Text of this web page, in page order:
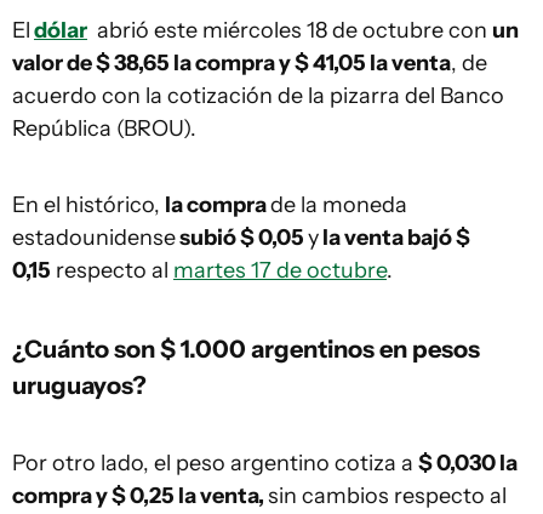
Eldólar abrió este miércoles 18 de octubre con un
valor de $ 38,65 la compra y $ 41,05 la venta, de
acuerdo con la cotización de la pizarra del Banco
República (BROU).
En el histórico, la comprade la moneda
estadounidensesubió $ 0,05yla venta bajó $
0,15 respecto al martes 17 de octubre.
¿Cuánto son $ 1.000 argentinos en pesos
uruguayos?
Por otro lado, el peso argentino cotiza a $ 0,030 la
compra y $ 0,25 la venta,sin cambios respecto al